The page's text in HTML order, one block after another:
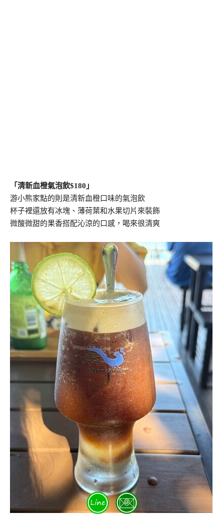
「清新血橙氣泡飲$180」
游小熊家點的則是清新血橙口味的氣泡飲
杯子裡還放有冰塊、薄荷葉和水果切片來裝飾
微酸微甜的果香搭配沁涼的口感，喝來很清爽